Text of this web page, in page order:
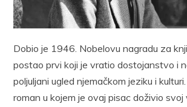
Dobio je 1946. Nobelovu nagradu za
postao prvi koji je vratio dostojanstvo i
poljuljani ugled njemačkom jeziku i
roman u kojem je ovaj pisac doživio svoj